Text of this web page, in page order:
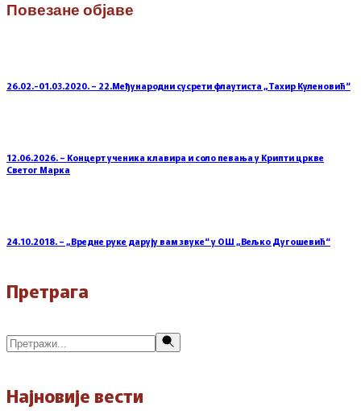
Повезане објаве
26.02.-01.03.2020. – 22.Међународни сусрети флаутиста „Тахир Куленовић“
12.06.2026. – Концерт ученика клавира и соло певања у Крипти цркве
Светог Марка
24.10.2018. – „Вредне руке дарују вам звуке“ у ОШ „Вељко Дугошевић“
Претрага
Претражи
Најновије вести